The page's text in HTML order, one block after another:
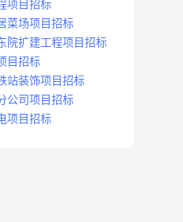
项目招标
菜场项目招标
院扩建工程项目招标
目招标
站装饰项目招标
公司项目招标
项目招标